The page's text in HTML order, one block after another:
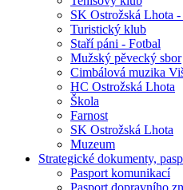
SK Ostrožská Lhota -
Turistický klub
Staří páni - Fotbal
Mužský pěvecký sbor
Cimbálová muzika
HC Ostrožská Lhota
Škola
Farnost
SK Ostrožská Lhota
Muzeum
Strategické dokumenty,
Pasport komunikací
Pasport dopravního